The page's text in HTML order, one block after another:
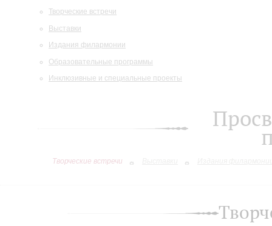
Творческие встречи
Выставки
Издания филармонии
Образовательные программы
Инклюзивные и специальные проекты
Творческие встречи